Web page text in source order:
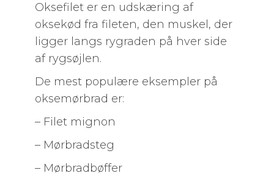
Oksefilet er en udskæring af
oksekød fra fileten, den muskel, der
ligger langs rygraden på hver side
af rygsøjlen.
De mest populære eksempler på
oksemørbrad er:
– Filet mignon
– Mørbradsteg
– Mørbradbøffer